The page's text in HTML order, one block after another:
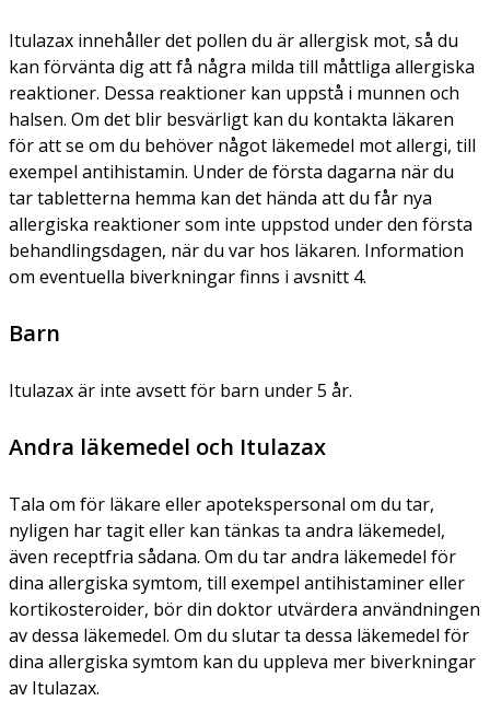
Itulazax innehåller det pollen du är allergisk mot, så du
kan förvänta dig att få några milda till måttliga allergiska
reaktioner. Dessa reaktioner kan uppstå i munnen och
halsen. Om det blir besvärligt kan du kontakta läkaren
för att se om du behöver något läkemedel mot allergi, till
exempel antihistamin. Under de första dagarna när du
tar tabletterna hemma kan det hända att du får nya
allergiska reaktioner som inte uppstod under den första
behandlingsdagen, när du var hos läkaren. Information
om eventuella biverkningar finns i avsnitt 4.
Barn
Itulazax är inte avsett för barn under 5 år.
Andra läkemedel och Itulazax
Tala om för läkare eller apotekspersonal om du tar,
nyligen har tagit eller kan tänkas ta andra läkemedel,
även receptfria sådana. Om du tar andra läkemedel för
dina allergiska symtom, till exempel antihistaminer eller
kortikosteroider, bör din doktor utvärdera användningen
av dessa läkemedel. Om du slutar ta dessa läkemedel för
dina allergiska symtom kan du uppleva mer biverkningar
av Itulazax.